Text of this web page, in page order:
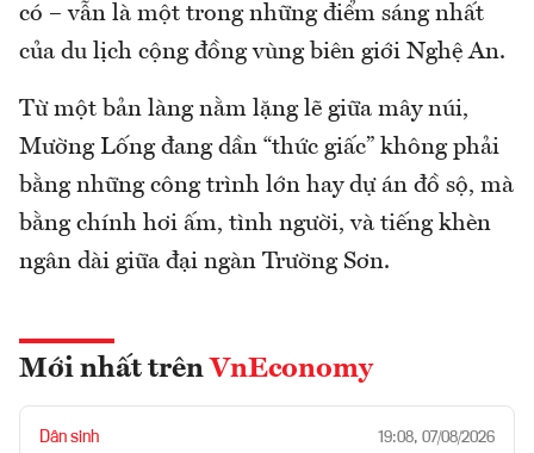
có – vẫn là một trong những điểm sáng nhất
của du lịch cộng đồng vùng biên giới Nghệ An.
Từ một bản làng nằm lặng lẽ giữa mây núi,
Mường Lống đang dần “thức giấc” không phải
bằng những công trình lớn hay dự án đồ sộ, mà
bằng chính hơi ấm, tình người, và tiếng khèn
ngân dài giữa đại ngàn Trường Sơn.
Mới nhất trên VnEconomy
Dân sinh 19:08, 07/08/2026